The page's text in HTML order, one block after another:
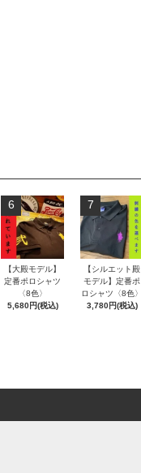
6
【大殿モデル】
定番ポロシャツ
〈8色〉
5,680円(税込)
7
【シルエット殿
モデル】定番ポ
ロシャツ〈8色〉
3,780円(税込)